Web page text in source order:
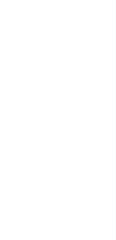
del
o
177/11 – Parte
un’aula
corso online
di Lavoro per
di
viene